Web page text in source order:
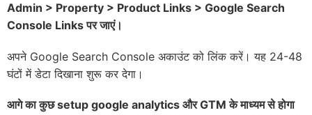
Admin > Property > Product Links > Google Search
Console Links पर जाएं।
अपने Google Search Console अकाउंट को लिंक करें। यह 24-48
घंटों में डेटा दिखाना शुरू कर देगा।
आगे का कुछ setup google analytics और GTM के माध्यम से होगा